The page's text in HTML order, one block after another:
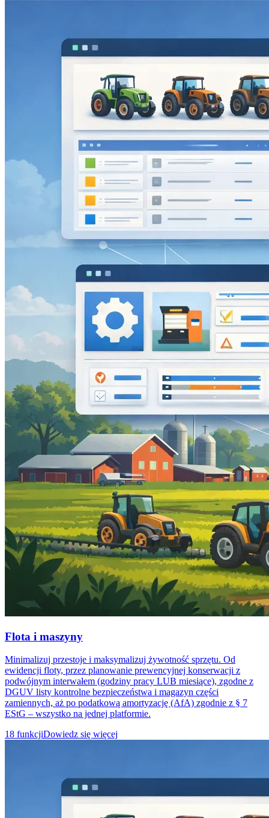
Flota i maszyny
Minimalizuj przestoje i maksymalizuj żywotność sprzętu. Od
ewidencji floty, przez planowanie prewencyjnej konserwacji z
podwójnym interwałem (godziny pracy LUB miesiące), zgodne z
DGUV listy kontrolne bezpieczeństwa i magazyn części
zamiennych, aż po podatkową amortyzację (AfA) zgodnie z § 7
EStG – wszystko na jednej platformie.
18 funkcjiDowiedz się więcej